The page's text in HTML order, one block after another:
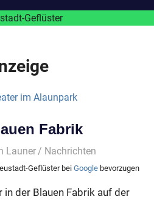
Fabrik
Launer Nachrichten
Geflüster beiGoogle bevorzugen
in der Blauen Fabrik auf der